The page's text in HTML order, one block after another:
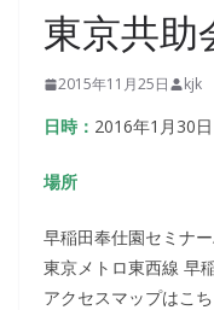
東京共助
2015年11月25日 kjk
日時： 2016年1月30
場所
早稲田奉仕園セミナ
東京メトロ東西線 早
アクセスマップはこ